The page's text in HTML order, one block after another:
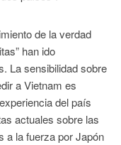
de la verdad
han ido
La sensibilidad sobre
a Vietnam es
del país
actuales sobre las
a la fuerza por Japón